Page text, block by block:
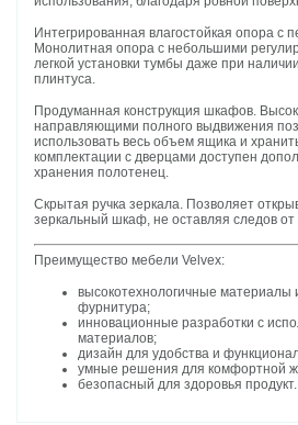
Интегрированная влагостойкая опора с
Монолитная опора с небольшими
легкой установки тумбы даже при
плинтуса.
Продуманная конструкция шкафов.
направляющими полного выдвижения
использовать весь объем ящика и
комплектации с дверцами доступен
хранения полотенец.
Скрытая ручка зеркала. Позволяет
зеркальный шкаф, не оставляя следов от
Преимущество мебели Velvex:
высокотехнологичные материалы
фурнитура;
инновационные разработки с
материалов;
дизайн для удобства и
умные решения для комфортной
безопасный для здоровья продукт.